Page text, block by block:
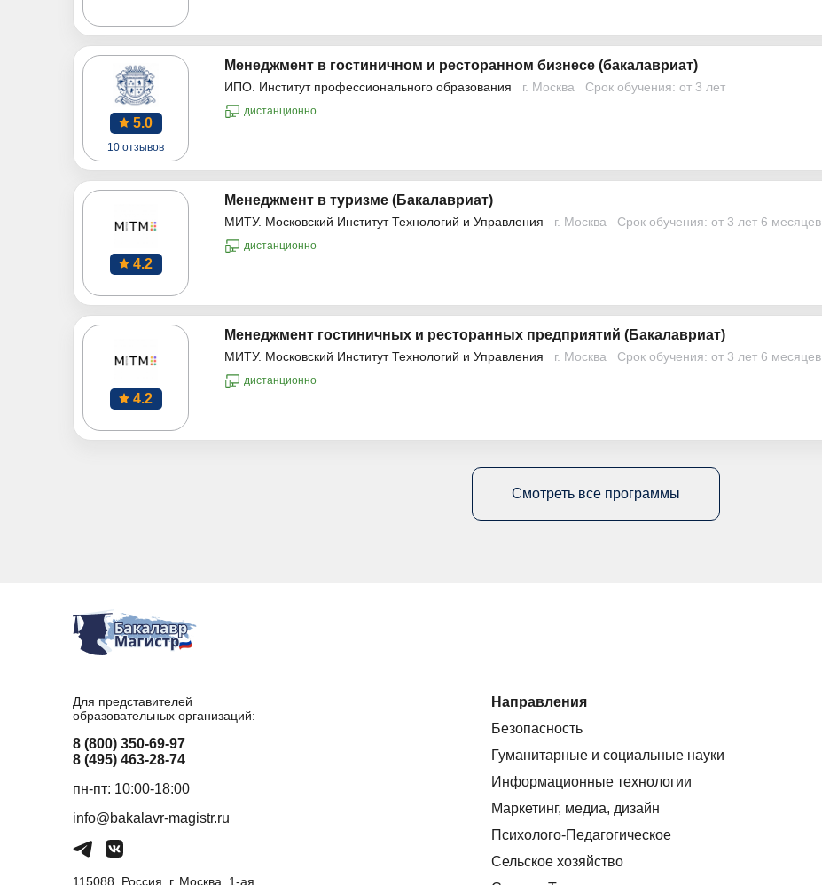
5.0
10 отзывов
Менеджмент в гостиничном и ресторанном бизнесе (бакалавриат)
ИПО. Институт профессионального образования г. Москва Срок обучения: от 3 лет
дистанционно
4.2
Менеджмент в туризме (Бакалавриат)
МИТУ. Московский Институт Технологий и Управления г. Москва Срок обучения: от 3 лет 6 месяцев
дистанционно
4.2
Менеджмент гостиничных и ресторанных предприятий (Бакалавриат)
МИТУ. Московский Институт Технологий и Управления г. Москва Срок обучения: от 3 лет 6 месяцев
дистанционно
Смотреть все программы
Для представителей
образовательных организаций:
8 (800) 350-69-97
8 (495) 463-28-74
пн-пт: 10:00-18:00
info@bakalavr-magistr.ru
115088, Россия, г. Москва, 1-ая
Направления
Безопасность
Гуманитарные и социальные науки
Информационные технологии
Маркетинг, медиа, дизайн
Психолого-Педагогическое
Сельское хозяйство